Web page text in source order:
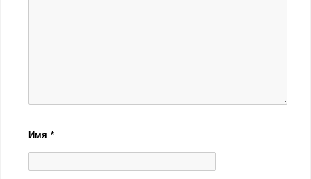
Имя*